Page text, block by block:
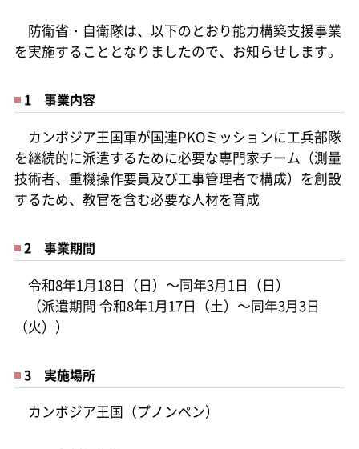
防衛省・自衛隊は、以下のとおり能力構築支援事業
を実施することとなりましたので、お知らせします。
1 事業内容
カンボジア王国軍が国連PKOミッションに工兵部隊
を継続的に派遣するために必要な専門家チーム（測量
技術者、重機操作要員及び工事管理者で構成）を創設
するため、教官を含む必要な人材を育成
2 事業期間
令和8年1月18日（日）～同年3月1日（日）
（派遣期間 令和8年1月17日（土）～同年3月3日
（火））
3 実施場所
カンボジア王国（プノンペン）